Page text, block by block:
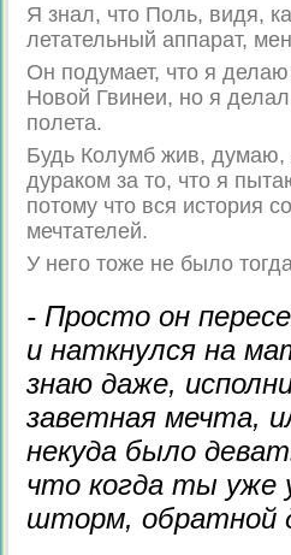
Я знал, что Поль, видя,
летательный аппарат,
Он подумает, что я
Новой Гвинеи, но я
полета.
Будь Колумб жив, думаю,
дураком за то, что я
потому что вся история
мечтателей.
У него тоже не было
- Просто он
и наткнулся на
знаю даже,
заветная мечта,
некуда было
что когда ты уже
шторм, обратной